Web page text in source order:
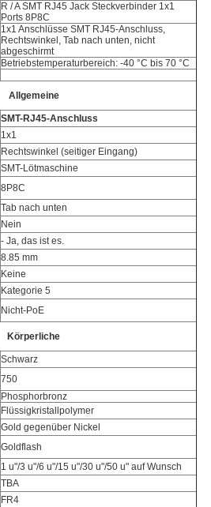
R / A SMT RJ45 Jack Steckverbinder 1x1
Ports 8P8C
1x1 Anschlüsse SMT RJ45-Anschluss,
Rechtswinkel, Tab nach unten, nicht
abgeschirmt
Betriebstemperaturbereich: -40 °C bis 70 °C
Allgemeine
SMT-RJ45-Anschluss
1x1
Rechtswinkel (seitiger Eingang)
SMT-Lötmaschine
8P8C
Tab nach unten
Nein
- Ja, das ist es.
8.85 mm
Keine
Kategorie 5
Nicht-PoE
Körperliche
Schwarz
750
Phosphorbronz
Flüssigkristallpolymer
Gold gegenüber Nickel
Goldflash
1 u"/3 u"/6 u"/15 u"/30 u"/50 u" auf Wunsch
TBA
FR4